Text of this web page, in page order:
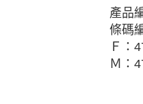
產品
條碼
Ｆ：
Ｍ：